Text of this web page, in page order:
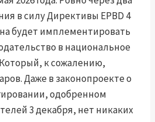
в силу Директивы EPBD 4
будет имплементировать
в национальное
к сожалению,
Даже в законопроекте о
одобренном
3 декабря, нет никаких